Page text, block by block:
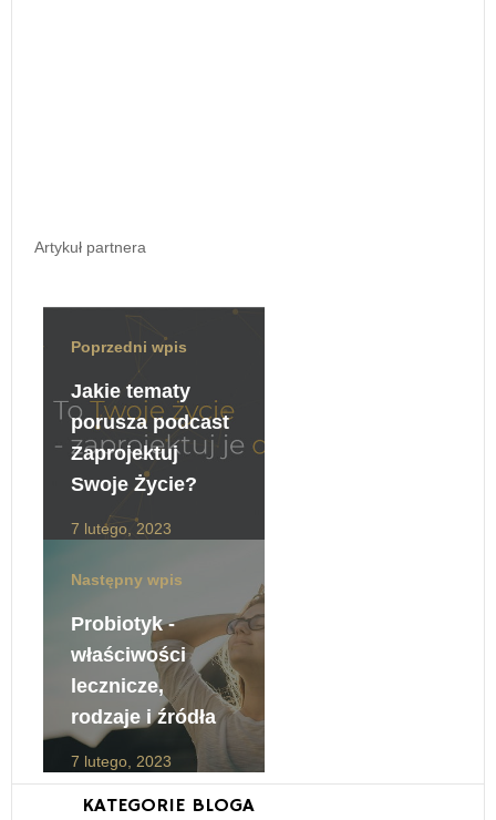
Artykuł partnera
Poprzedni wpis
Jakie tematy
porusza podcast
Zaprojektuj
Swoje Życie?
7 lutego, 2023
Następny wpis
Probiotyk -
właściwości
lecznicze,
rodzaje i źródła
7 lutego, 2023
KATEGORIE BLOGA